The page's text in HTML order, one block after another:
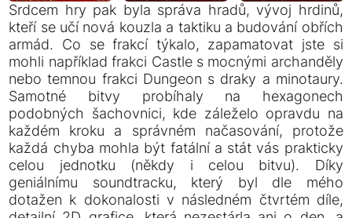
Srdcem hry pak byla správa hradů, vývoj hrdinů,
kteří se učí nová kouzla a taktiku a budování obřích
armád. Co se frakcí týkalo, zapamatovat jste si
mohli například frakci Castle s mocnými archanděly
nebo temnou frakci Dungeon s draky a minotaury.
Samotné bitvy probíhaly na hexagonech
podobných šachovnici, kde záleželo opravdu na
každém kroku a správném načasování, protože
každá chyba mohla být fatální a stát vás prakticky
celou jednotku (někdy i celou bitvu). Díky
geniálnímu soundtracku, který byl dle mého
dotažen k dokonalosti v následném čtvrtém díle,